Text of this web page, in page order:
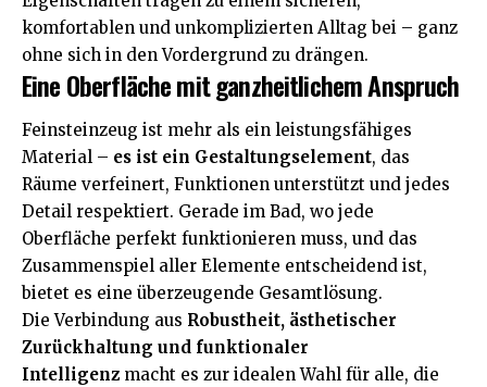
komfortablen und unkomplizierten Alltag bei – ganz
ohne sich in den Vordergrund zu drängen.
Eine Oberfläche mit ganzheitlichem Anspruch
Feinsteinzeug ist mehr als ein leistungsfähiges
Material – es ist ein Gestaltungselement, das
Räume verfeinert, Funktionen unterstützt und jedes
Detail respektiert. Gerade im Bad, wo jede
Oberfläche perfekt funktionieren muss, und das
Zusammenspiel aller Elemente entscheidend ist,
bietet es eine überzeugende Gesamtlösung.
Die Verbindung aus Robustheit, ästhetischer
Zurückhaltung und funktionaler
Intelligenz macht es zur idealen Wahl für alle, die